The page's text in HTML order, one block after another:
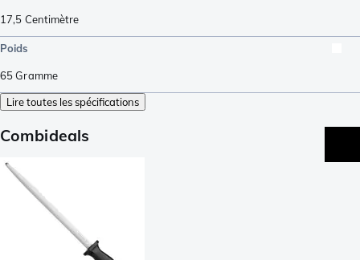
17,5 Centimètre
Poids
65Gramme
Lire toutes les spécifications
Combideals